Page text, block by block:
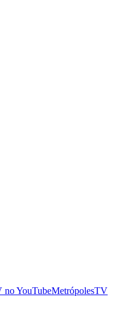
noYouTubeMetrópolesTV